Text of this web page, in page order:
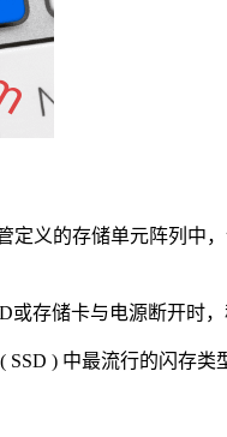
定义的存储单元阵列中
存储卡与电源断开时
) 中最流行的闪存类